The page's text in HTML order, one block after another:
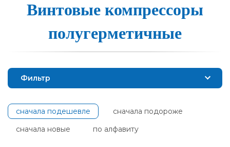
Винтовые ком­прес­со­ры
по­лу­гер­ме­тич­ные
Фильтр
сначала подешевле
сначала подороже
сначала новые
по алфавиту